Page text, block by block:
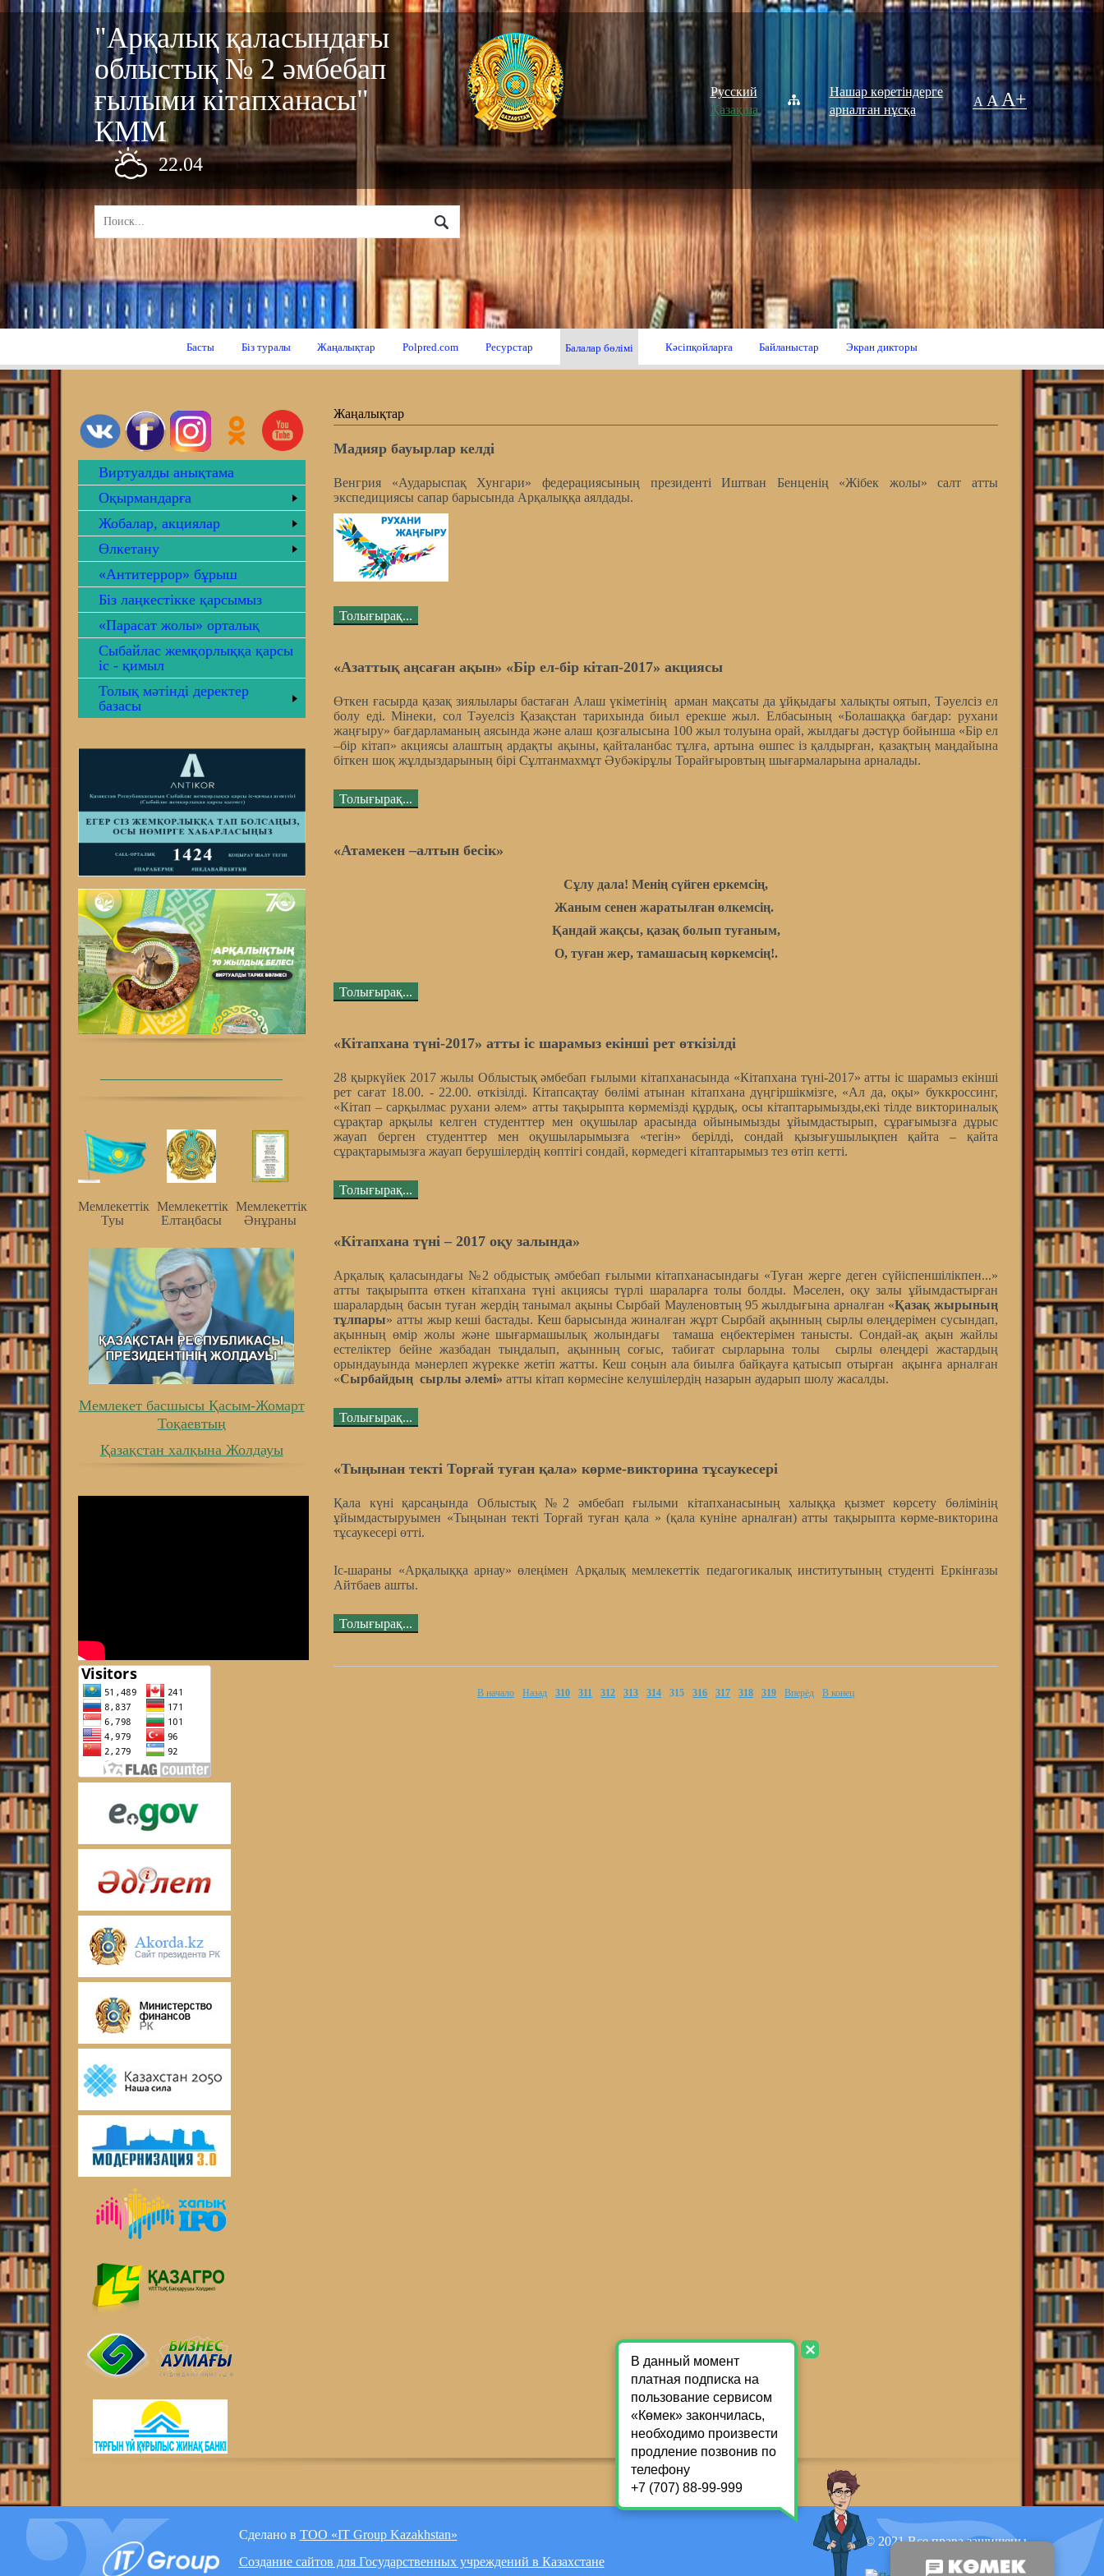
"Арқалық қаласындағы
облыстық № 2 әмбебап
ғылыми кітапханасы"
КММ
22.04
Русский
Қазақша
Нашар көретіндерге
арналған нұсқа
A A A+
Басты Біз туралы Жаңалықтар Polpred.com Ресурстар Балалар бөлімі Кәсіпқойларға Байланыстар Экран дикторы
Виртуалды анықтама
Оқырмандарға
Жобалар, акциялар
Өлкетану
«Антитеррор» бұрыш
Біз лаңкестікке қарсымыз
«Парасат жолы» орталық
Сыбайлас жемқорлыққа қарсы
іс - қимыл
Толық мәтінді деректер
базасы
Мемлекеттiк
Туы
Мемлекеттiк
Елтаңбасы
Мемлекеттiк
Әнұраны
Мемлекет басшысы Қасым-Жомарт
Тоқаевтың
Қазақстан халқына Жолдауы
Жаңалықтар
Мадияр бауырлар келді
Венгрия «Аударыспақ Хунгари» федерациясының президенті Иштван Бенценің «Жібек жолы» салт атты
экспедициясы сапар барысында Арқалыққа аялдады.
Толығырақ...
«Азаттық аңсаған ақын» «Бір ел-бір кітап-2017» акциясы
Өткен ғасырда қазақ зиялылары бастаған Алаш үкіметінің арман мақсаты да ұйқыдағы халықты оятып, Тәуелсіз ел
болу еді. Мінеки, сол Тәуелсіз Қазақстан тарихында биыл ерекше жыл. Елбасының «Болашаққа бағдар: рухани
жаңғыру» бағдарламаның аясында және алаш қозғалысына 100 жыл толуына орай, жылдағы дәстүр бойынша «Бір ел
–бір кітап» акциясы алаштың ардақты ақыны, қайталанбас тұлға, артына өшпес із қалдырған, қазақтың маңдайына
біткен шоқ жұлдыздарының бірі Сұлтанмахмұт Әубәкірұлы Торайғыровтың шығармаларына арналады.
Толығырақ...
«Атамекен –алтын бесік»
Сұлу дала! Менің сүйген еркемсің,
Жаным сенен жаратылған өлкемсің.
Қандай жақсы, қазақ болып туғаным,
О, туған жер, тамашасың көркемсің!.
Толығырақ...
«Кітапхана түні-2017» атты іс шарамыз екінші рет өткізілді
28 қыркүйек 2017 жылы Облыстық әмбебап ғылыми кітапханасында «Кітапхана түні-2017» атты іс шарамыз екінші
рет сағат 18.00. - 22.00. өткізілді. Кітапсақтау бөлімі атынан кітапхана дүңгіршікмізге, «Ал да, оқы» буккроссинг,
«Кітап – сарқылмас рухани әлем» атты тақырыпта көрмемізді құрдық, осы кітаптарымызды,екі тілде викториналық
сұрақтар арқылы келген студенттер мен оқушылар арасында ойынымызды ұйымдастырып, сұрағымызға дұрыс
жауап берген студенттер мен оқушыларымызға «тегін» берілді, сондай қызығушылықпен қайта – қайта
сұрақтарымызға жауап берушілердің көптігі сондай, көрмедегі кітаптарымыз тез өтіп кетті.
Толығырақ...
«Кітапхана түні – 2017 оқу залында»
Арқалық қаласындағы №2 обдыстық әмбебап ғылыми кітапханасындағы «Туған жерге деген сүйіспеншілікпен...»
атты тақырыпта өткен кітапхана түні акциясы түрлі шараларға толы болды. Мәселен, оқу залы ұйымдастырған
шаралардың басын туған жердің танымал ақыны Сырбай Мауленовтың 95 жылдығына арналған «Қазақ жырының
тұлпары» атты жыр кеші бастады. Кеш барысында жиналған жұрт Сырбай ақынның сырлы өлеңдерімен сусындап,
ақынның өмір жолы және шығармашылық жолындағы тамаша еңбектерімен танысты. Сондай-ақ ақын жайлы
естеліктер бейне жазбадан тыңдалып, ақынның соғыс, табиғат сырларына толы сырлы өлеңдері жастардың
орындауында мәнерлеп жүрекке жетіп жатты. Кеш соңын ала биылға байқауға қатысып отырған ақынға арналған
«Сырбайдың сырлы әлемі» атты кітап көрмесіне келушілердің назарын аударып шолу жасалды.
Толығырақ...
«Тыңынан текті Торғай туған қала» көрме-викторина тұсаукесері
Қала күні қарсаңында Облыстық №2 әмбебап ғылыми кітапханасының халыққа қызмет көрсету бөлімінің
ұйымдастыруымен «Тыңынан текті Торғай туған қала » (қала куніне арналған) атты тақырыпта көрме-викторина
тұсаукесері өтті.
Іс-шараны «Арқалыққа арнау» өлеңімен Арқалық мемлекеттік педагогикалық институтының студенті Еркінғазы
Айтбаев ашты.
Толығырақ...
В начало Назад 310 311 312 313 314 315 316 317 318 319 Вперёд В конец
Сделано в ТОО «IT Group Kazakhstan»
Создание сайтов для Государственных учреждений в Казахстане
© 2021 Все права защищены